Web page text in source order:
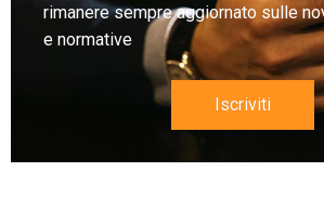
rimanere sempre aggiornato sulle
e normative
Iscriviti